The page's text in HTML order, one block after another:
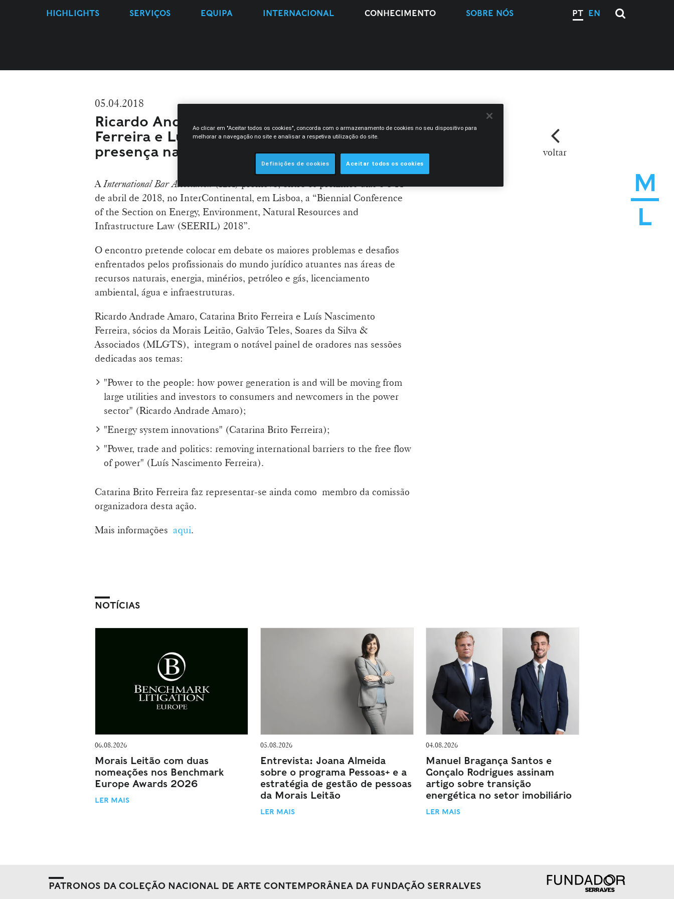
M
L
HIGHLIGHTS SERVIÇOS EQUIPA INTERNACIONAL CONHECIMENTO SOBRE NÓS PT EN
05.04.2018
Ricardo Andrade Amaro, Catarina Brito
Ferreira e Luís Nascimento Ferreira marcam
presença na SEERIL 2018
voltar
A International Bar Association
de abril de 2018, no InterContinental, em Lisboa, a “Biennial Conference
of the Section on Energy, Environment, Natural Resources and
Infrastructure Law (SEERIL) 2018”.
O encontro pretende colocar em debate os maiores problemas e desafios
enfrentados pelos profissionais do mundo jurídico atuantes nas áreas de
recursos naturais, energia, minérios, petróleo e gás, licenciamento
ambiental, água e infraestruturas.
Ricardo Andrade Amaro, Catarina Brito Ferreira e Luís Nascimento
Ferreira, sócios da Morais Leitão, Galvão Teles, Soares da Silva &
Associados (MLGTS), integram o notável painel de oradores nas sessões
dedicadas aos temas:
"Power to the people: how power generation is and will be moving from
large utilities and investors to consumers and newcomers in the power
sector" (Ricardo Andrade Amaro);
"Energy system innovations" (Catarina Brito Ferreira);
"Power, trade and politics: removing international barriers to the free flow
of power" (Luís Nascimento Ferreira).
Catarina Brito Ferreira faz representar-se ainda como membro da comissão
organizadora desta ação.
Mais informações aqui.
NOTÍCIAS
06.08.2026
Morais Leitão com duas
nomeações nos Benchmark
Europe Awards 2026
LER MAIS
05.08.2026
Entrevista: Joana Almeida
sobre o programa Pessoas+ e a
estratégia de gestão de pessoas
da Morais Leitão
LER MAIS
04.08.2026
Manuel Bragança Santos e
Gonçalo Rodrigues assinam
artigo sobre transição
energética no setor imobiliário
LER MAIS
PATRONOS DA COLEÇÃO NACIONAL DE ARTE CONTEMPORÂNEA DA FUNDAÇÃO SERRALVES
Ao clicar em "Aceitar todos os cookies", concorda com o armazenamento de cookies no seu dispositivo para
melhorar a navegação no site e analisar a respetiva utilização do site.
Definições de cookies Aceitar todos os cookies